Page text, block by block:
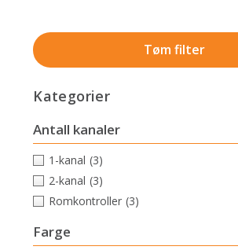
Tøm filter
Kategorier
Antall kanaler
1-kanal (3)
2-kanal (3)
Romkontroller (3)
Farge